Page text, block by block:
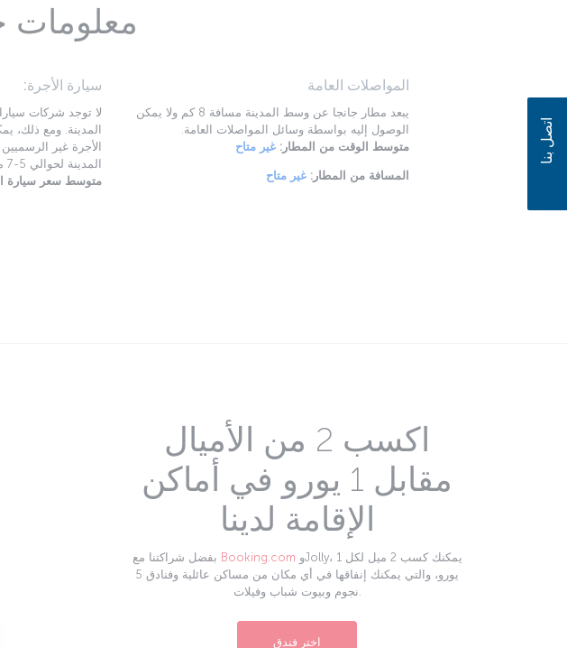
معلومات
المواصلات العامة
يبعد مطار جانجا عن وسط المدينة مسافة 8 كم ولا يمكن
الوصول إليه بواسطة وسائل المواصلات العامة.
متوسط الوقت من المطار: غير متاح
المسافة من المطار: غير متاح
سيارة الأجرة:
لا توجد شركات
المدينة. ومع ذلك،
الأجرة غير
المدينة لحوالي 5-7 مانات أذربيجاني.
متوسط سعر سيارة
اكسب 2 من الأميال
مقابل 1 يورو في أماكن
الإقامة لدينا
Booking.com
يورو، والتي يمكنك إنفاقها في أي مكان من مساكن عائلية وفنادق 5
نجوم وبيوت شباب وفيلات.
اختر فندق
اتصل بنا